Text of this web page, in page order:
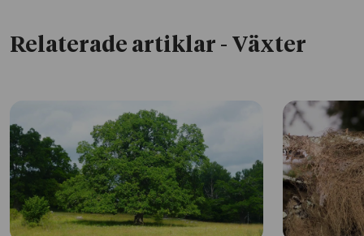
Relaterade artiklar - Växter